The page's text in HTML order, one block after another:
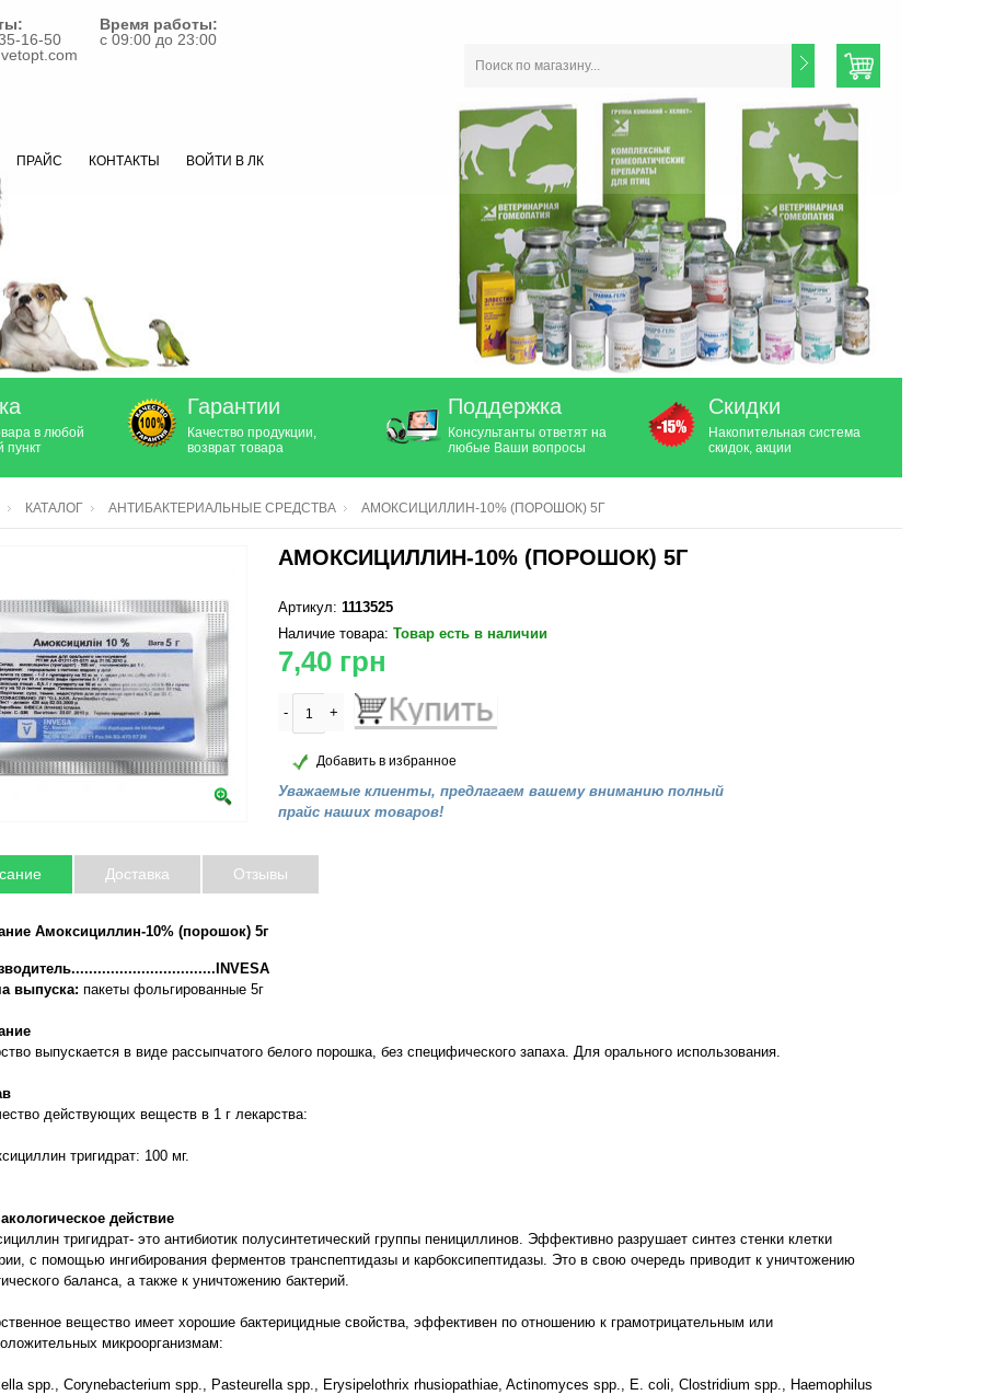
16-50
Время работы:
с 09:00 до 23:00
ПРАЙС КОНТАКТЫ ВОЙТИ В ЛК
в любой
пункт
Гарантии
Качество продукции,
возврат товара
Поддержка
Консультанты ответят на
любые Ваши вопросы
Скидки
Накопительная система
скидок, акции
КАТАЛОГ АНТИБАКТЕРИАЛЬНЫЕ СРЕДСТВА АМОКСИЦИЛЛИН-10% (ПОРОШОК) 5Г
АМОКСИЦИЛЛИН-10% (ПОРОШОК) 5Г
Артикул: 1113525
Наличие товара: Товар есть в наличии
7,40 грн
- +
Добавить в избранное
Уважаемые клиенты, предлагаем вашему вниманию полный
прайс наших товаров!
Доставка Отзывы
Амоксициллин-10% (порошок) 5г
выпуска: пакеты фольгированные 5г
выпускается в виде рассыпчатого белого порошка, без специфического запаха. Для орального использования.
действующих веществ в 1 г лекарства:
тригидрат: 100 мг.
действие
тригидрат- это антибиотик полусинтетический группы пенициллинов. Эффективно разрушает синтез стенки клетки
с помощью ингибирования ферментов транспептидазы и карбоксипептидазы. Это в свою очередь приводит к уничтожению
баланса, а также к уничтожению бактерий.
вещество имеет хорошие бактерицидные свойства, эффективен по отношению к грамотрицательным или
микроорганизмам:
spp., Corynebacterium spp., Pasteurella spp., Erysipelothrix rhusiopathiae, Actinomyces spp., E. coli, Clostridium spp., Haemophilus